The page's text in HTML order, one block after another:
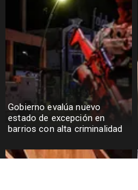
Gobierno evalúa nuevo
estado de excepción en
barrios con alta criminalidad